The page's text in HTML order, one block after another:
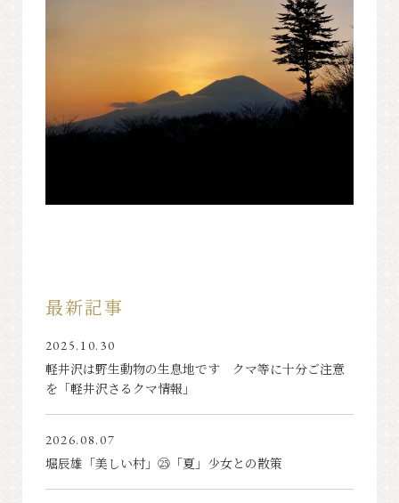
最新記事
2025.10.30
軽井沢は野生動物の生息地です クマ等に十分ご注意
を「軽井沢さるクマ情報」
2026.08.07
堀辰雄「美しい村」㉕「夏」少女との散策